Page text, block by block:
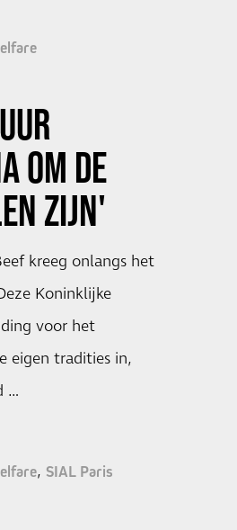
OM DE
ZIJN'
kreeg onlangs het
Koninklijke
voor het
eigen tradities in,
…
SIAL Paris